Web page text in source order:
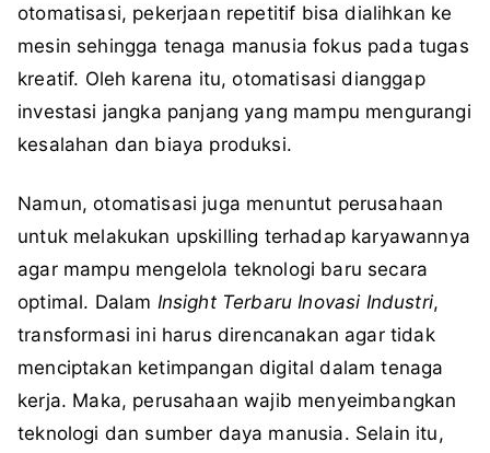
otomatisasi, pekerjaan repetitif bisa dialihkan ke
mesin sehingga tenaga manusia fokus pada tugas
kreatif. Oleh karena itu, otomatisasi dianggap
investasi jangka panjang yang mampu mengurangi
kesalahan dan biaya produksi.
Namun, otomatisasi juga menuntut perusahaan
untuk melakukan upskilling terhadap karyawannya
agar mampu mengelola teknologi baru secara
optimal. Dalam Insight Terbaru Inovasi Industri,
transformasi ini harus direncanakan agar tidak
menciptakan ketimpangan digital dalam tenaga
kerja. Maka, perusahaan wajib menyeimbangkan
teknologi dan sumber daya manusia. Selain itu,